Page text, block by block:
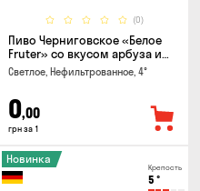
(0)
Пиво Черниговское «Белое
Fruter» со вкусом арбуза и
мяты 0.5л
Светлое, Нефильтрованное, 4°
0,00
грн за 1
Крепость
5 °
Новинка